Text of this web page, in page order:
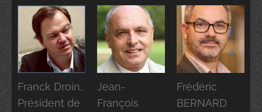
Franck Droin,
Président de
Jean-
François
Frédéric
BERNARD